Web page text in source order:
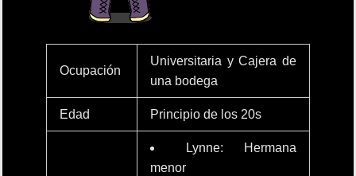
Ocupación
Universitaria y Cajera de
una bodega
Edad Principio de los 20s
Lynne: Hermana
menor